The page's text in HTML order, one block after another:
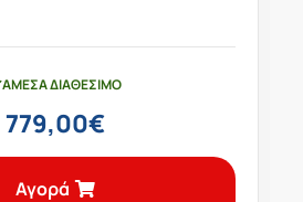
ΆΜΕΣΑ ΔΙΑΘΈΣΙΜΟ
779,00€
Αγορά